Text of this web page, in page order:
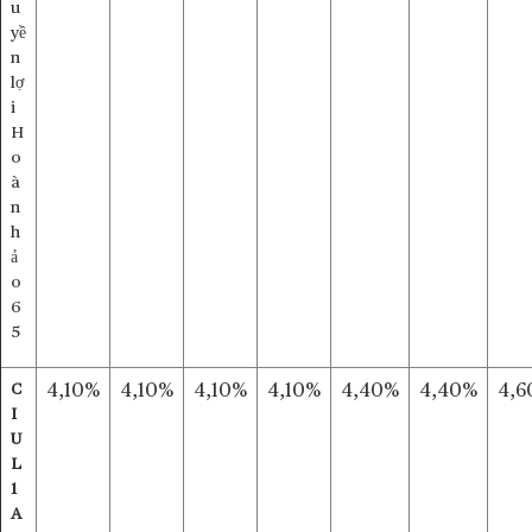
u
yề
n
lợ
i
H
o
à
n
h
ả
o
6
5
C
I
U
L
1
A
4,10% 4,10% 4,10% 4,10% 4,40% 4,40%